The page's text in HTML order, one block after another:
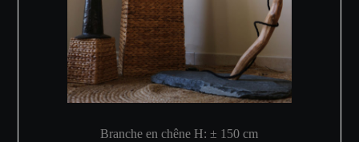
Branche en chêne H: ± 150 cm